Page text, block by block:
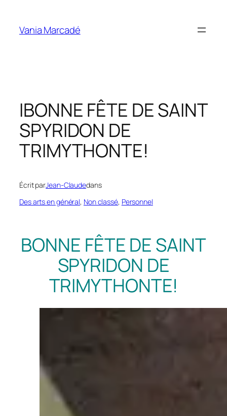
contenu
Vania Marcadé
IBONNE FÊTE DE SAINT
SPYRIDON DE
TRIMYTHONTE!
Écrit parJean-Claudedans
Des arts en général, Non classé, Personnel
BONNE FÊTE DE SAINT
SPYRIDON DE
TRIMYTHONTE!